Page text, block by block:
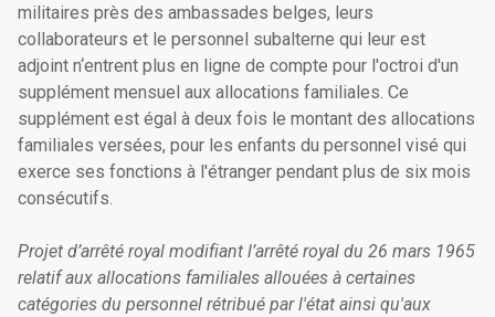
militaires près des ambassades belges, leurs
collaborateurs et le personnel subalterne qui leur est
adjoint n‘entrent plus en ligne de compte pour l'octroi d'un
supplément mensuel aux allocations familiales. Ce
supplément est égal à deux fois le montant des allocations
familiales versées, pour les enfants du personnel visé qui
exerce ses fonctions à l'étranger pendant plus de six mois
consécutifs.
Projet d’arrêté royal modifiant l’arrêté royal du 26 mars 1965
relatif aux allocations familiales allouées à certaines
catégories du personnel rétribué par l'état ainsi qu'aux